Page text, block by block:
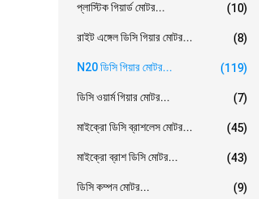
প্লাস্টিক গিয়ার্ড মোটর... (10)
রাইট এঙ্গেল ডিসি গিয়ার মোটর... (8)
N20 ডিসি গিয়ার মোটর... (119)
ডিসি ওয়ার্ম গিয়ার মোটর... (7)
মাইক্রো ডিসি ব্রাশলেস মোটর... (45)
মাইক্রো ব্রাশ ডিসি মোটর... (43)
ডিসি কম্পন মোটর... (9)